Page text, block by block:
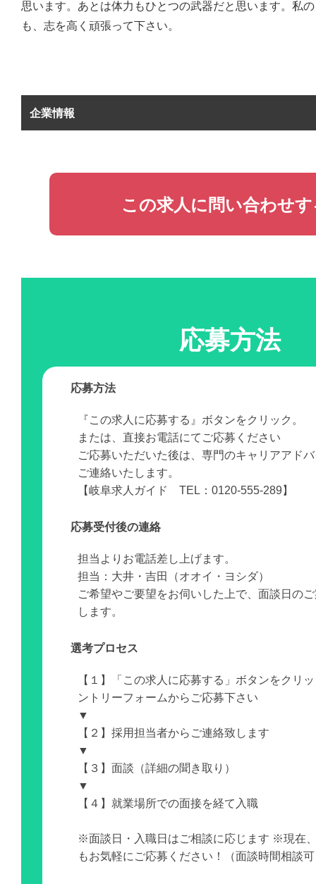
思います。あとは体力もひとつの武器だと思います。私
も、志を高く頑張って下さい。
企業情報
この求人に問い合わせ
応募方法
応募方法
『この求人に応募する』ボタンをクリック。
または、直接お電話にてご応募ください
ご応募いただいた後は、専門のキャリアアド
ご連絡いたします。
【岐阜求人ガイド TEL：0120-555-289】
応募受付後の連絡
担当よりお電話差し上げます。
担当：大井・吉田（オオイ・ヨシダ）
ご希望やご要望をお伺いした上で、面談日の
します。
選考プロセス
【１】「この求人に応募する」ボタンをクリ
ントリーフォームからご応募下さい
▼
【２】採用担当者からご連絡致します
▼
【３】面談（詳細の聞き取り）
▼
【４】就業場所での面接を経て入職
※面談日・入職日はご相談に応じます ※現在
もお気軽にご応募ください！（面談時間相談